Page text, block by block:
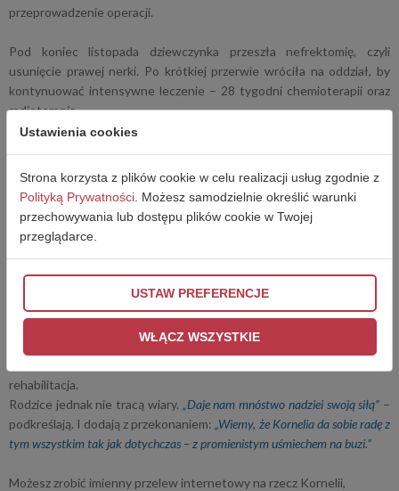
Ustawienia cookies
Strona korzysta z plików cookie w celu realizacji usług zgodnie z
Polityką Prywatności . Możesz samodzielnie określić warunki
przechowywania lub dostępu plików cookie w Twojej
przeglądarce.
USTAW PREFERENCJE
WŁĄCZ WSZYSTKIE
przeprowadzenie operacji.
Pod koniec listopada dziewczynka przeszła nefrektomię, czyli
usunięcie prawej nerki. Po krótkiej przerwie wróciła na oddział, by
kontynuować intensywne leczenie – 28 tygodni chemioterapii oraz
radioterapię.
operację usunięcia nerki, radioterapię oraz założenie kilku dojść
centralnych. Większość z nich wymagała znieczulenia ogólnego.
Mimo tak trudnej drogi, Kornelia każdego dnia zaskakuje wszystkich
swoją siłą.
Obecnie nowotwór opuścił lewą nerkę, jednak w klatce piersiowej
nadal widoczne są zmiany. Dziewczynka jest w trakcie leczenia i
oczekuje na kolejny rezonans, który pokaże jego efekty. Przed nią
rehabilitacja.
Rodzice jednak nie tracą wiary. „Daje nam mnóstwo nadziei swoją siłą” –
podkreślają. I dodają z przekonaniem: „Wiemy, że Kornelia da sobie radę z
tym wszystkim tak jak dotychczas – z promienistym uśmiechem na buzi.”
Możesz zrobić imienny przelew internetowy na rzecz Kornelii,